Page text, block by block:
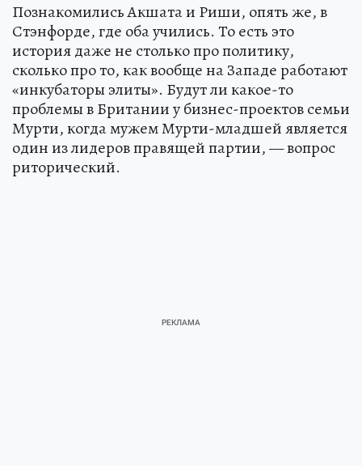
Познакомились Акшата и Риши, опять же, в
Стэнфорде, где оба учились. То есть это
история даже не столько про политику,
сколько про то, как вообще на Западе работают
«инкубаторы элиты». Будут ли какое-то
проблемы в Британии у бизнес-проектов семьи
Мурти, когда мужем Мурти-младшей является
один из лидеров правящей партии, — вопрос
риторический.